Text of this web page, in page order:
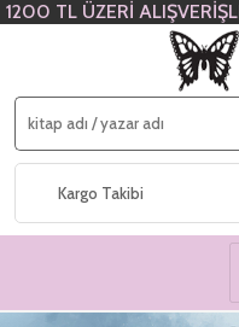
1200 TL ÜZERİ
Kargo Takibi